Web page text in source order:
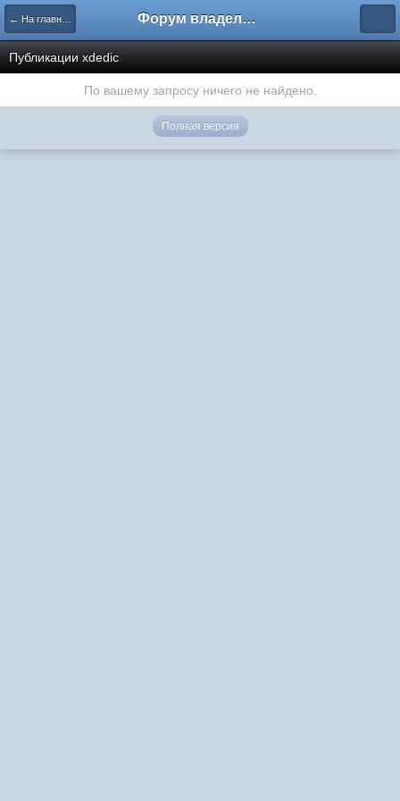
← На главную Форум владельцев интернет-магазинов
Публикации xdedic
По вашему запросу ничего не найдено.
Полная версия